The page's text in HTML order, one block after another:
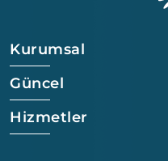
Kurumsal
Güncel
Hizmetler